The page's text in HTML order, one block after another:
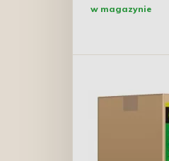
w magazynie